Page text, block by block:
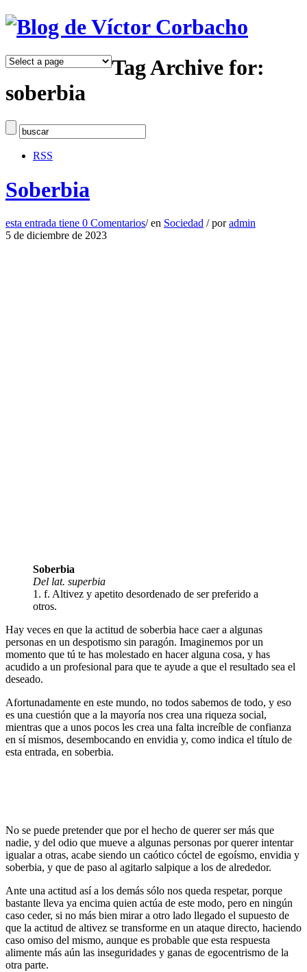
Tag Archive for:
soberbia
RSS
Soberbia
esta entrada tiene 0 Comentarios/ en Sociedad / poradmin
5 de diciembre de 2023
Soberbia
Del lat. superbia
1. f. Altivez y apetito desordenado de ser preferido a
otros.
Hay veces en que la actitud de soberbia hace caer a algunas
personas en un despotismo sin paragón. Imaginemos por un
momento que tú te has molestado en hacer alguna cosa, y has
acudido a un profesional para que te ayude a que el resultado sea el
deseado.
Afortunadamente en este mundo, no todos sabemos de todo, y eso
es una cuestión que a la mayoría nos crea una riqueza social,
mientras que a unos pocos les crea una falta increíble de confianza
en sí mismos, desembocando en envidia y, como indica el título de
esta entrada, en soberbia.
No se puede pretender que por el hecho de querer ser más que
nadie, y del odio que mueve a algunas personas por querer intentar
igualar a otras, acabe siendo un caótico cóctel de egoísmo, envidia y
soberbia, y que de paso al agitarlo salpique a los de alrededor.
Ante una actitud así a los demás sólo nos queda respetar, porque
bastante lleva ya encima quien actúa de este modo, pero en ningún
caso ceder, si no más bien mirar a otro lado llegado el supuesto de
que la actitud de altivez se transforme en un ataque directo, haciendo
caso omiso del mismo, aunque es probable que esta respuesta
alimente más aún las inseguridades y ganas de egocentrismo de la
otra parte.